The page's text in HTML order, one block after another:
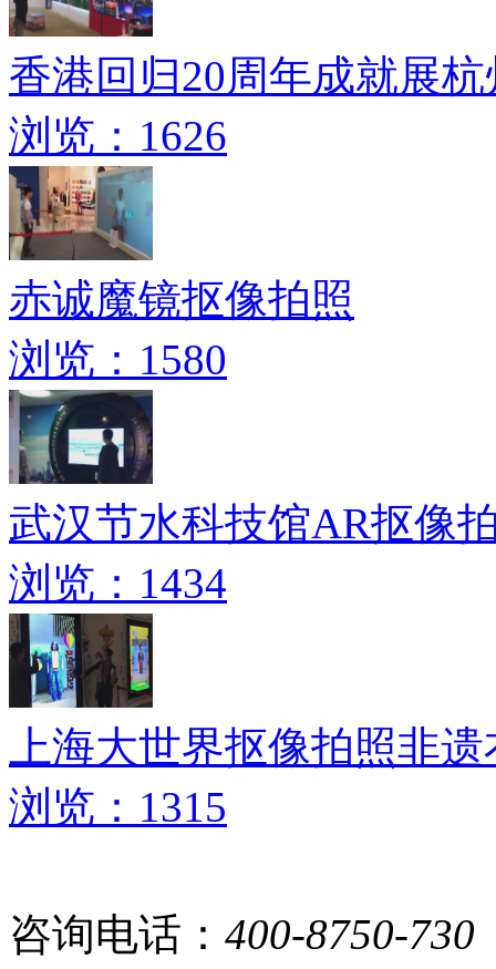
香港回归20周年成就展
浏览：1626
赤诚魔镜抠像拍照
浏览：1580
武汉节水科技馆AR抠像
浏览：1434
上海大世界抠像拍照非
浏览：1315
咨询电话： 400-8750-730